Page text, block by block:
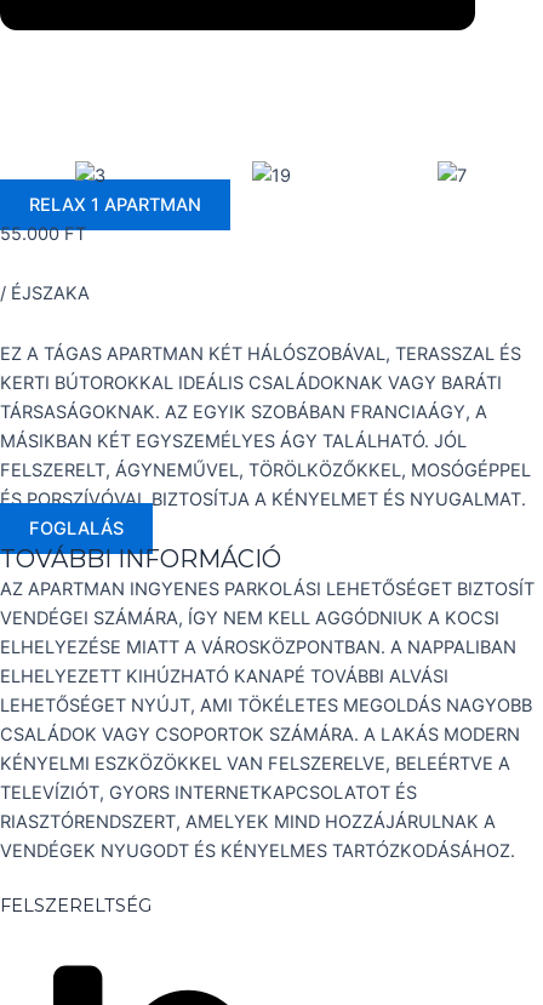
RELAX 1 APARTMAN
55.000 FT
/ ÉJSZAKA
EZ A TÁGAS APARTMAN KÉT HÁLÓSZOBÁVAL, TERASSZAL ÉS
KERTI BÚTOROKKAL IDEÁLIS CSALÁDOKNAK VAGY BARÁTI
TÁRSASÁGOKNAK. AZ EGYIK SZOBÁBAN FRANCIAÁGY, A
MÁSIKBAN KÉT EGYSZEMÉLYES ÁGY TALÁLHATÓ. JÓL
FELSZERELT, ÁGYNEMŰVEL, TÖRÖLKÖZŐKKEL, MOSÓGÉPPEL
ÉS PORSZÍVÓVAL BIZTOSÍTJA A KÉNYELMET ÉS NYUGALMAT.
FOGLALÁS
TOVÁBBI INFORMÁCIÓ
AZ APARTMAN INGYENES PARKOLÁSI LEHETŐSÉGET BIZTOSÍT
VENDÉGEI SZÁMÁRA, ÍGY NEM KELL AGGÓDNIUK A KOCSI
ELHELYEZÉSE MIATT A VÁROSKÖZPONTBAN. A NAPPALIBAN
ELHELYEZETT KIHÚZHATÓ KANAPÉ TOVÁBBI ALVÁSI
LEHETŐSÉGET NYÚJT, AMI TÖKÉLETES MEGOLDÁS NAGYOBB
CSALÁDOK VAGY CSOPORTOK SZÁMÁRA. A LAKÁS MODERN
KÉNYELMI ESZKÖZÖKKEL VAN FELSZERELVE, BELEÉRTVE A
TELEVÍZIÓT, GYORS INTERNETKAPCSOLATOT ÉS
RIASZTÓRENDSZERT, AMELYEK MIND HOZZÁJÁRULNAK A
VENDÉGEK NYUGODT ÉS KÉNYELMES TARTÓZKODÁSÁHOZ.
FELSZERELTSÉG